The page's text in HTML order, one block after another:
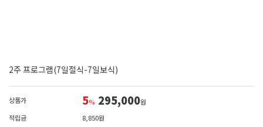
2주 프로그램(7일절식-7일보식)
상품가 5% 295,000원
적립금
8,850원